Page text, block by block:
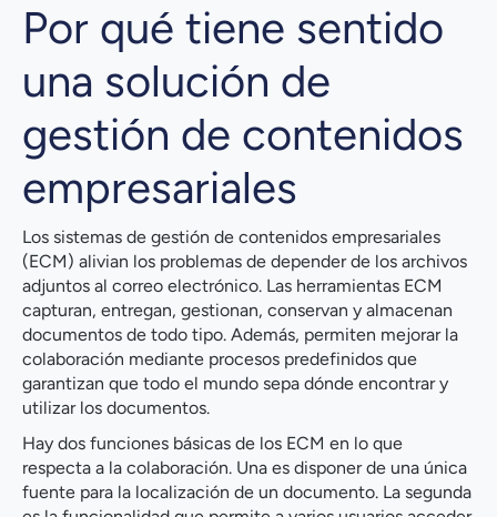
Por qué tiene sentido
una solución de
gestión de contenidos
empresariales
Los sistemas de gestión de contenidos empresariales
(ECM) alivian los problemas de depender de los archivos
adjuntos al correo electrónico. Las herramientas ECM
capturan, entregan, gestionan, conservan y almacenan
documentos de todo tipo. Además, permiten mejorar la
colaboración mediante procesos predefinidos que
garantizan que todo el mundo sepa dónde encontrar y
utilizar los documentos.
Hay dos funciones básicas de los ECM en lo que
respecta a la colaboración. Una es disponer de una única
fuente para la localización de un documento. La segunda